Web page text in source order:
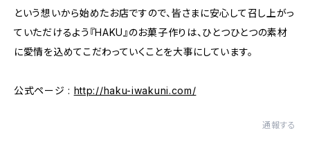
という想いから始めたお店ですので、皆さまに安心して召し上がっ
ていただけるよう『HAKU』のお菓子作りは、ひとつひとつの素材
に愛情を込めてこだわっていくことを大事にしています。
公式ページ : http://haku-iwakuni.com/
通報する